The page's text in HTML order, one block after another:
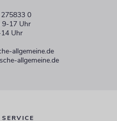
0
9-17 Uhr
Uhr
allgemeine.de
allgemeine.de
SERVICE